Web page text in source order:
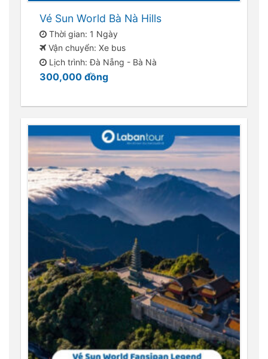
Vé Sun World Bà Nà Hills
Thời gian: 1 Ngày
Vận chuyển: Xe bus
Lịch trình: Đà Nẵng - Bà Nà
300,000đồng